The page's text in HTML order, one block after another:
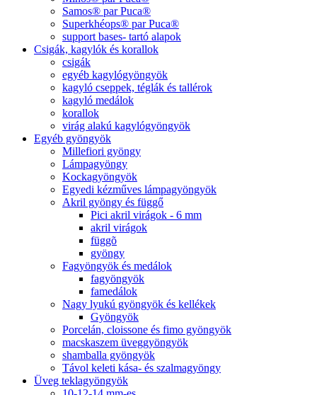
Samos® par Puca®
Superkhéops® par Puca®
support bases- tartó alapok
Csigák, kagylók és korallok
csigák
egyéb kagylógyöngyök
kagyló cseppek, téglák és tallérok
kagyló medálok
korallok
virág alakú kagylógyöngyök
Egyéb gyöngyök
Millefiori gyöngy
Lámpagyöngy
Kockagyöngyök
Egyedi kézműves lámpagyöngyök
Akril gyöngy és függő
Pici akril virágok - 6 mm
akril virágok
függõ
gyöngy
Fagyöngyök és medálok
fagyöngyök
famedálok
Nagy lyukú gyöngyök és kellékek
Gyöngyök
Porcelán, cloissone és fimo gyöngyök
macskaszem üveggyöngyök
shamballa gyöngyök
Távol keleti kása- és szalmagyöngy
Üveg teklagyöngyök